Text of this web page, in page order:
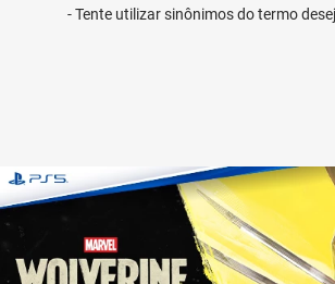
Tente utilizar sinônimos do termo